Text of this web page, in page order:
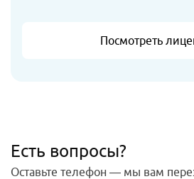
Посмотреть
Есть вопросы?
Оставьте телефон — мы вам